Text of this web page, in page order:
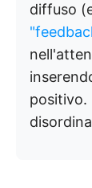
diffuso
positivo.